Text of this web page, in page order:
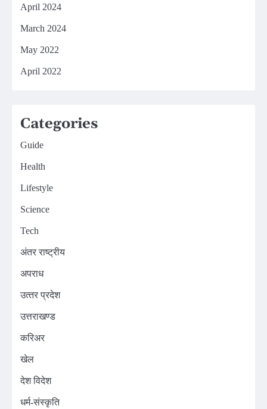
April 2024
March 2024
May 2022
April 2022
Categories
Guide
Health
Lifestyle
Science
Tech
अंतर राष्ट्रीय
अपराध
उत्‍तर प्रदेश
उत्तराखण्ड
करिअर
खेल
देश विदेश
धर्म-संस्कृति